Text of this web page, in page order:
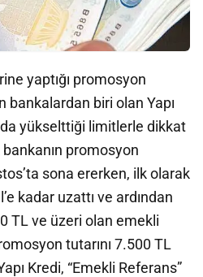
yaptığı promosyon
bankalardan biri olan Yapı
yükselttiği limitlerle dikkat
promosyon
sona ererken, ilk olarak
kadar uzattı ve ardından
TL ve üzeri olan emekli
tutarını 7.500 TL
Kredi, “Emekli Referans”